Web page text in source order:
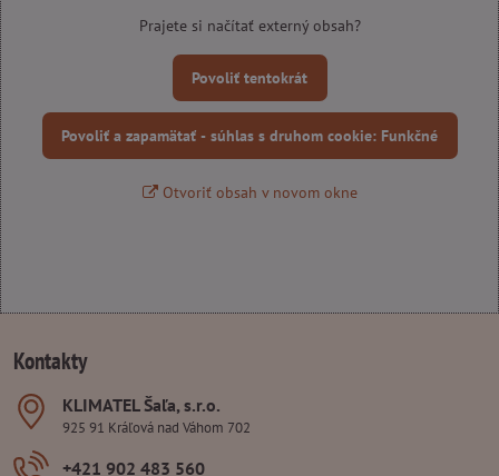
Prajete si načítať externý obsah?
Povoliť tentokrát
Povoliť a zapamätať - súhlas s druhom cookie: Funkčné
Otvoriť obsah v novom okne
Kontakty
KLIMATEL Šaľa, s​.r​.o​.
925 91 Kráľová nad Váhom 702
+421 902 483 560